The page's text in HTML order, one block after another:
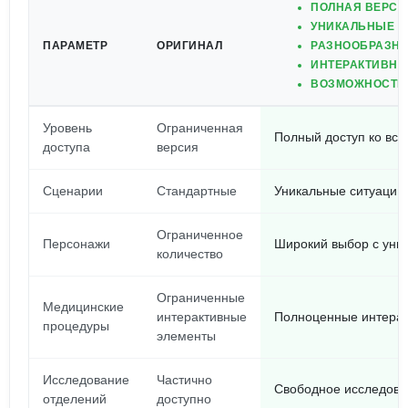
ПАРАМЕТР ОРИГИНАЛ
ПОЛНАЯ
УНИКАЛЬНЫЕ
ВОЗМОЖНОСТЬ
Уровень
доступа
Ограниченная
версия
Полный доступ ко
Сценарии Стандартные Уникальные
Персонажи
Ограниченное
количество
Широкий выбор с
Медицинские
процедуры
Ограниченные
интерактивные
элементы
Полноценные
Исследование
отделений
Частично
доступно
Свободное